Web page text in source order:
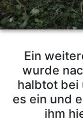
Ein
wurde
halbtot bei
es ein und
ihm